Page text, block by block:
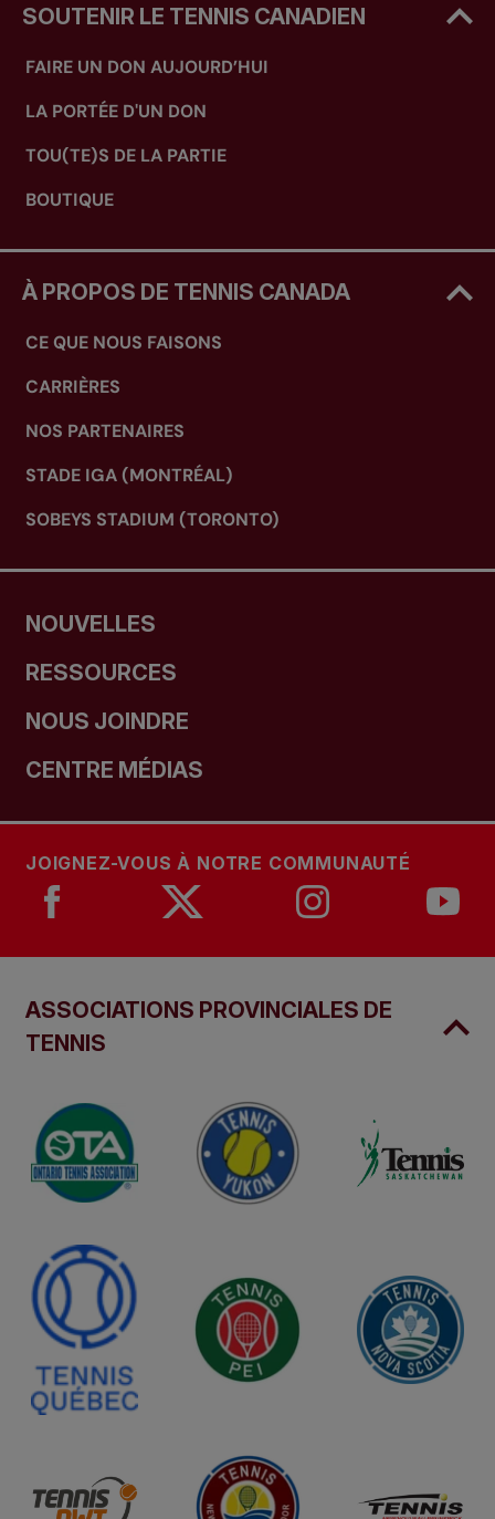
SOUTENIR LE TENNIS CANADIEN
FAIRE UN DON AUJOURD’HUI
LA PORTÉE D'UN DON
TOU(TE)S DE LA PARTIE
BOUTIQUE
À PROPOS DE TENNIS CANADA
CE QUE NOUS FAISONS
CARRIÈRES
NOS PARTENAIRES
STADE IGA (MONTRÉAL)
SOBEYS STADIUM (TORONTO)
NOUVELLES
RESSOURCES
NOUS JOINDRE
CENTRE MÉDIAS
JOIGNEZ-VOUS À NOTRE COMMUNAUTÉ
ASSOCIATIONS PROVINCIALES DE
TENNIS